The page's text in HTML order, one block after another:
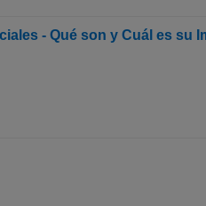
- Qué son y Cuál es su